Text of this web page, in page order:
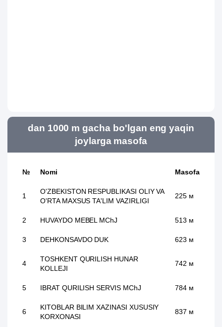
dan 1000 m gacha bo'lgan eng yaqin
joylarga masofa
№ Nomi Masofa
1
O'ZBEKISTON RESPUBLIKASI OLIY VA
O'RTA MAXSUS TA'LIM VAZIRLIGI
225 м
2 HUVAYDO MEBEL MChJ 513 м
3 DEHKONSAVDO DUK 623 м
4
TOSHKENT QURILISH HUNAR
KOLLEJI
742 м
5 IBRAT QURILISH SERVIS MChJ 784 м
6
KITOBLAR BILIM XAZINASI XUSUSIY
KORXONASI
837 м